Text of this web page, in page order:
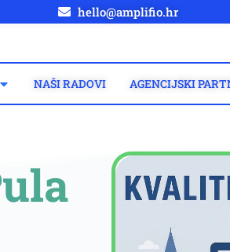
hello@amplifio.hr
NAŠI RADOVI AGENCIJSKI